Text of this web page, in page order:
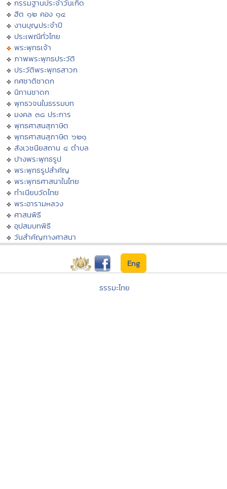
กรรมฐานประจำวันเกิด
ฮีต ๑๒ คอง ๑๔
งานบุญประจำปี
ประเพณีทั่วไทย
พระพุทธเจ้า
ภาพพระพุทธประวัติ
ประวัติพระพุทธสาวก
ทศชาติชาดก
นิทานชาดก
พุทธวจนในธรรมบท
มงคล ๓๘ ประการ
พุทธศาสนสุภาษิต
พุทธศาสนสุภาษิต ๖๒๑
สังเวชนียสถาน ๔ ตำบล
ปางพระพุทธรูป
พระพุทธรูปสำคัญ
พระพุทธศาสนาในไทย
ทำเนียบวัดไทย
พระอารามหลวง
ศาสนพิธี
อุปสมบทพิธี
วันสำคัญทางศาสนา
Eng
ธรรมะไทย